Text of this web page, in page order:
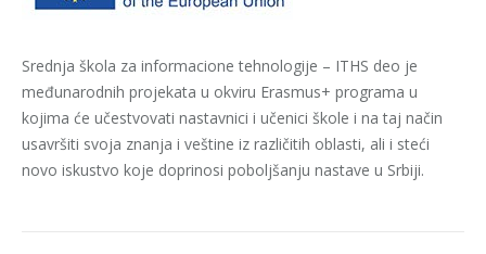
Srednja škola za informacione tehnologije – ITHS deo je
međunarodnih projekata u okviru Erasmus+ programa u
kojima će učestvovati nastavnici i učenici škole i na taj način
usavršiti svoja znanja i veštine iz različitih oblasti, ali i steći
novo iskustvo koje doprinosi poboljšanju nastave u Srbiji.